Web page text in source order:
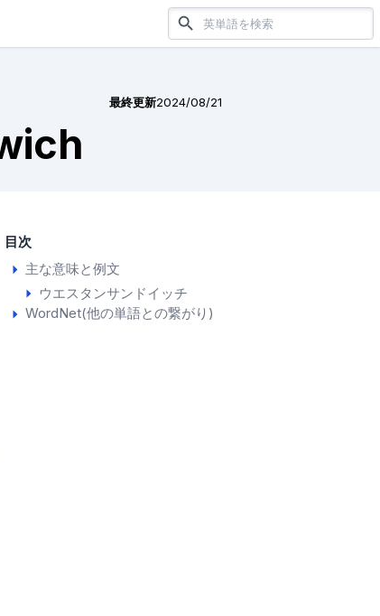
最終更新2024/08/21
目次
主な意味と例文
ウエスタンサンドイッチ
WordNet(他の単語との繋がり)